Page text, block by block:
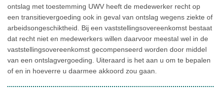
ontslag met toestemming UWV heeft de medewerker recht op
een transitievergoeding ook in geval van ontslag wegens ziekte of
arbeidsongeschiktheid. Bij een vaststellingsovereenkomst bestaat
dat recht niet en medewerkers willen daarvoor meestal wel in de
vaststellingsovereenkomst gecompenseerd worden door middel
van een ontslagvergoeding. Uiteraard is het aan u om te bepalen
of en in hoeverre u daarmee akkoord zou gaan.